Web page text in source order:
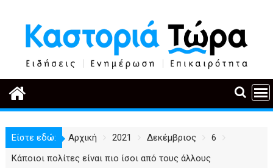
περιεχόμενο
Είστε εδώ: Αρχική 2021 Δεκέμβριος
6
Κάποιοι πολίτες είναι πιο ίσοι από τους άλλους